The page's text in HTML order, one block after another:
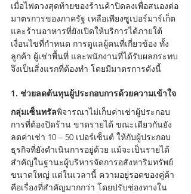
เมื่อไฟดวงสุดท้ายของร้านค้าปิดลงเพื่อสนองต่อ
มาตรการของภาครัฐ เหลือเพียงซูเปอร์มาร์เก็ต
และร้านอาหารที่ยังเปิดให้บริการได้ภายใต้
เงื่อนไขที่กำหนด การดูแลผู้คนที่เกี่ยวข้อง ทั้ง
ลูกค้า ผู้เช่าพื้นที่ และพนักงานที่ได้รับผลกระทบ
จึงเป็นสิ่งแรกที่ต้องทำ โดยมีมาตรการดังนี้
1. ช่วยลดต้นทุนผู้ประกอบการด้วยความเข้าใจ
กลุ่มเซ็นทรัลพิจารณาไม่เก็บค่าเช่าผู้ประกอบ
การที่ต้องปิดร้าน ขาดรายได้ ขณะเดียวกันยัง
ลดค่าเช่า 10 – 50 เปอร์เซ็นต์ ให้กับผู้ประกอบ
ธุรกิจที่ยังดำเนินการอยู่ด้วย แม้จะเป็นรายได้
สำคัญในฐานะผู้บริหารจัดการอสังหาริมทรัพย์
ขนาดใหญ่ แต่ในเวลานี้ ความอยู่รอดของคู่ค้า
คือเรื่องที่สำคัญมากกว่า โดยปรับช่องทางใน